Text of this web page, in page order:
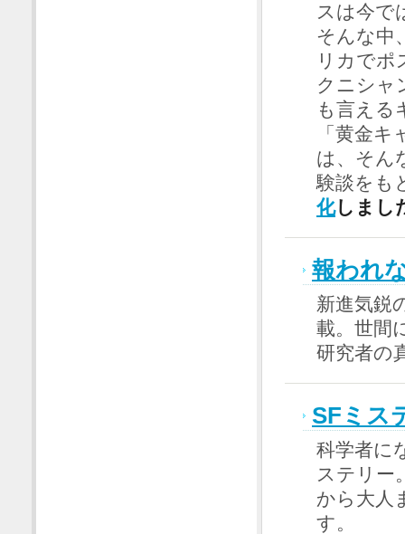
スは今で
そんな中
リカでポ
クニシャ
も言える
「黄金
は、そん
験談をも
化しまし
報われ
新進気鋭
載。世間
研究者の
SFミス
科学者に
ステリー
から大人
す。